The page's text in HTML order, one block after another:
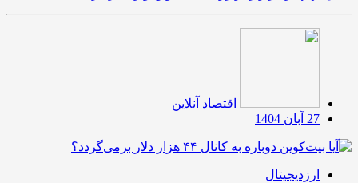
اقتصاد آنلاین
27 آبان 1404
ارزدیجیتال